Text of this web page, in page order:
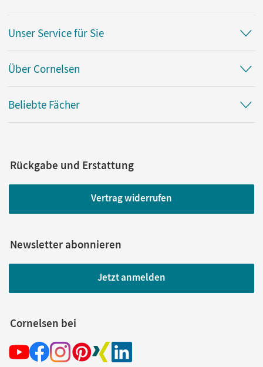
Unser Service für Sie
Über Cornelsen
Beliebte Fächer
Rückgabe und Erstattung
Vertrag widerrufen
Newsletter abonnieren
Jetzt anmelden
Cornelsen bei